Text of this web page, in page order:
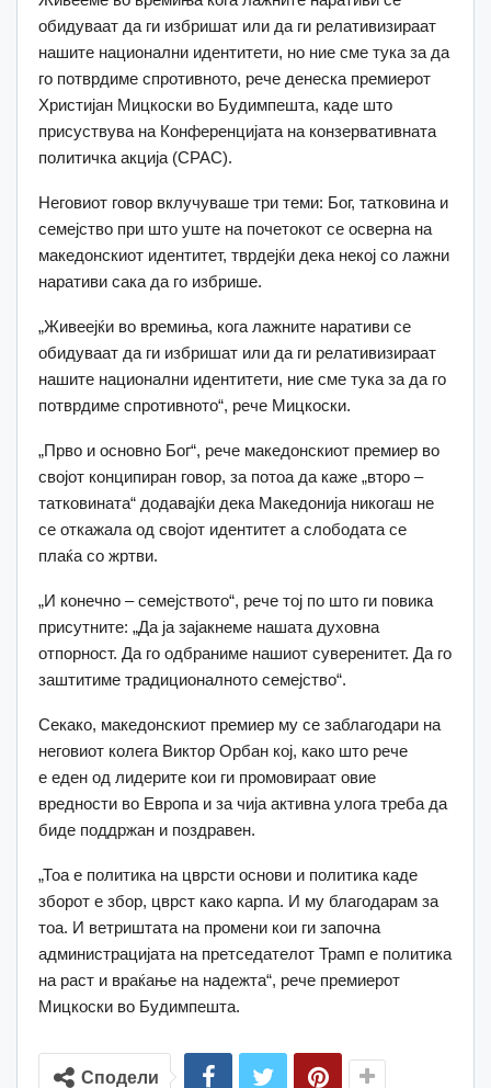
обидуваат да ги избришат или да ги релативизираат
нашите национални идентитети, но ние сме тука за да
го потврдиме спротивното, рече денеска премиерот
Христијан Мицкоски во Будимпешта, каде што
присуствува на Конференцијата на конзервативната
политичка акција (CPAC).
Неговиот говор вклучуваше три теми: Бог, татковина и
семејство при што уште на почетокот се осверна на
македонскиот идентитет, тврдејќи дека некој со лажни
наративи сака да го избрише.
„Живеејќи во времиња, кога лажните наративи се
обидуваат да ги избришат или да ги релативизираат
нашите национални идентитети, ние сме тука за да го
потврдиме спротивното“, рече Мицкоски.
„Прво и основно Бог“, рече македонскиот премиер во
својот конципиран говор, за потоа да каже „второ –
татковината“ додавајќи дека Македонија никогаш не
се откажала од својот идентитет а слободата се
плаќа со жртви.
„И конечно – семејството“, рече тој по што ги повика
присутните: „Да ја зајакнеме нашата духовна
отпорност. Да го одбраниме нашиот суверенитет. Да го
заштитиме традиционалното семејство“.
Секако, македонскиот премиер му се заблагодари на
неговиот колега Виктор Орбан кој, како што рече
е еден од лидерите кои ги промовираат овие
вредности во Европа и за чија активна улога треба да
биде поддржан и поздравен.
„Тоа е политика на цврсти основи и политика каде
зборот е збор, цврст како карпа. И му благодарам за
тоа. И ветриштата на промени кои ги започна
администрацијата на претседателот Трамп е политика
на раст и враќање на надежта“, рече премиерот
Мицкоски во Будимпешта.
Сподели